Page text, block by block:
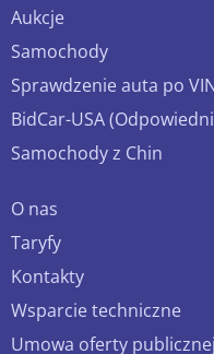
Aukcje
Samochody
Sprawdzenie auta po
BidCar-USA
Samochody z Chin
O nas
Taryfy
Kontakty
Wsparcie techniczne
Umowa oferty publicznej